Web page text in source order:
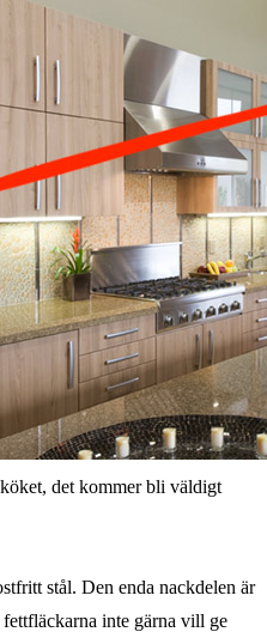
det kommer bli väldigt
stål. Den enda nackdelen är
fettfläckarna inte gärna vill ge